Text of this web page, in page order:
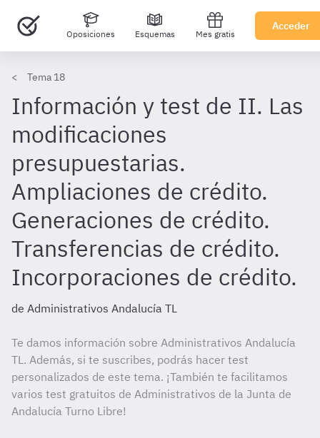
Oposiciones Esquemas Mes gratis
Acceder
Tema 18
Información y test de II. Las
modificaciones
presupuestarias.
Ampliaciones de crédito.
Generaciones de crédito.
Transferencias de crédito.
Incorporaciones de crédito.
de Administrativos Andalucía TL
Te damos información sobre Administrativos Andalucía
TL. Además, si te suscribes, podrás hacer test
personalizados de este tema. ¡También te facilitamos
varios test gratuitos de Administrativos de la Junta de
Andalucía Turno Libre!